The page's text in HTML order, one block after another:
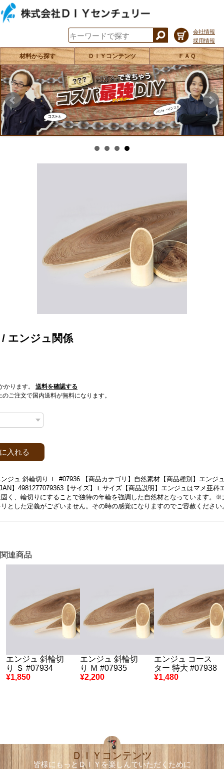
会社情報
採用情報
材料から探す ＤＩＹコンテンツ ＦＡＱ
エンジュ関係
ります。
送料を確認する
ご注文で国内送料が無料になります。
入れる
ジュ 斜輪切り Ｌ #07936 【商品カテゴリ】自然素材【商品種別】エンジ
】4981277079363【サイズ】Ｌサイズ【商品説明】エンジュはマメ亜科
く、輪切りにすることで独特の年輪を強調した自然材となっています。※
とした定義がございません。その時の感覚になりますのでご容赦ください
関連商品
エンジュ 斜輪切
り Ｓ #07934
¥1,850
エンジュ 斜輪切
り Ｍ #07935
¥2,200
エンジュ コース
ター 特大 #07938
¥1,480
ＤＩＹコンテンツ
皆様にもっとＤＩＹを楽しんでいただくために